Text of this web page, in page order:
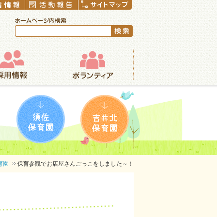
ボランティア
須佐保育園 吉井北保育園
園 保育参観でお店屋さんごっこをしました～！